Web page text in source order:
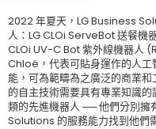
2022 年夏天，LG Business
人：LG CLOi ServeBot 送餐機
CLOi UV-C Bot 紫外線機器人
Chloë，代表可貼身運作的人
能，可為範疇為之廣泛的商業
的自主技術需要具有專業知識
類的先進機器人 ── 他們分別擁
Solutions 的服務能力找到他們